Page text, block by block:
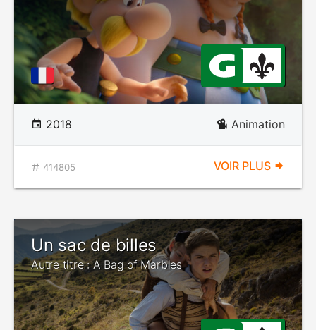
2018 Animation
414805 VOIR PLUS
Un sac de billes
Autre titre : A Bag of Marbles